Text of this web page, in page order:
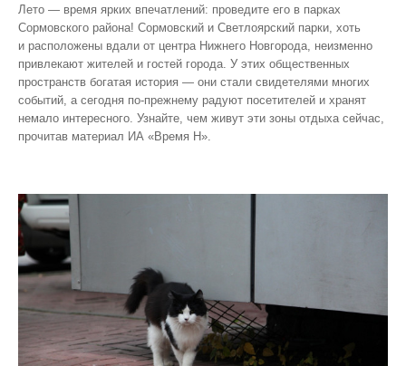
Лето — время ярких впечатлений: проведите его в парках
Сормовского района! Сормовский и Светлоярский парки, хоть
и расположены вдали от центра Нижнего Новгорода, неизменно
привлекают жителей и гостей города. У этих общественных
пространств богатая история — они стали свидетелями многих
событий, а сегодня по‑прежнему радуют посетителей и хранят
немало интересного. Узнайте, чем живут эти зоны отдыха сейчас,
прочитав материал ИА «Время Н».